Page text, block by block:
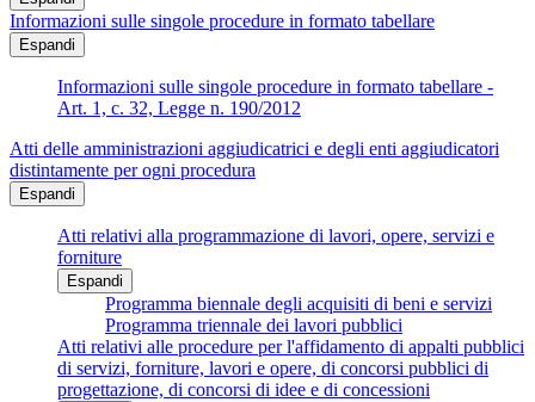
Informazioni sulle singole procedure in formato tabellare
Espandi
Informazioni sulle singole procedure in formato tabellare -
Art. 1, c. 32, Legge n. 190/2012
Atti delle amministrazioni aggiudicatrici e degli enti aggiudicatori
distintamente per ogni procedura
Espandi
Atti relativi alla programmazione di lavori, opere, servizi e
forniture
Espandi
Programma biennale degli acquisiti di beni e servizi
Programma triennale dei lavori pubblici
Atti relativi alle procedure per l'affidamento di appalti pubblici
di servizi, forniture, lavori e opere, di concorsi pubblici di
progettazione, di concorsi di idee e di concessioni